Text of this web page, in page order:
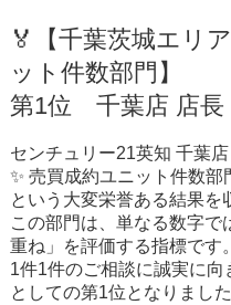
🏅【千葉茨城エリ
ット件数部門】
第1位 千葉店 店長
センチュリー21英知 千葉店
✨ 売買成約ユニット件数
という大変栄誉ある結果を
この部門は、単なる数字で
重ね」を評価する指標です。
1件1件のご相談に誠実に
としての第1位となりました